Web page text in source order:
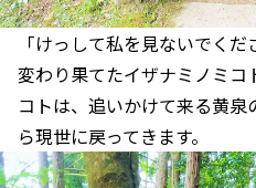
「けっして私を見ないでくだ
変わり果てたイザナミノミコ
コトは、追いかけて来る黄
ら現世に戻ってきます。